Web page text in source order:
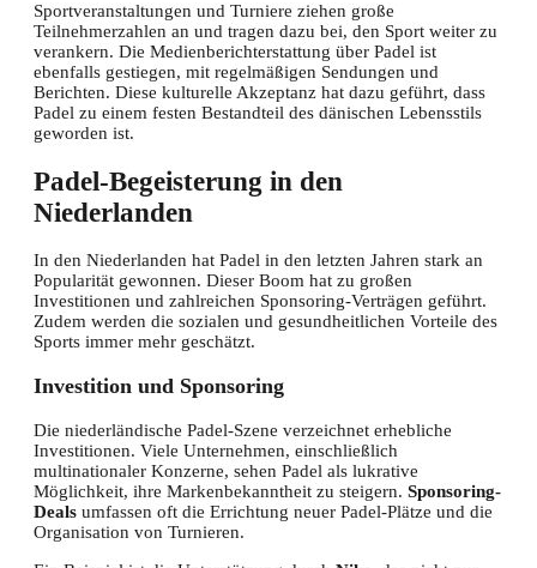
Sportveranstaltungen und Turniere ziehen große
Teilnehmerzahlen an und tragen dazu bei, den Sport weiter zu
verankern. Die Medienberichterstattung über Padel ist
ebenfalls gestiegen, mit regelmäßigen Sendungen und
Berichten. Diese kulturelle Akzeptanz hat dazu geführt, dass
Padel zu einem festen Bestandteil des dänischen Lebensstils
geworden ist.
Padel-Begeisterung in den
Niederlanden
In den Niederlanden hat Padel in den letzten Jahren stark an
Popularität gewonnen. Dieser Boom hat zu großen
Investitionen und zahlreichen Sponsoring-Verträgen geführt.
Zudem werden die sozialen und gesundheitlichen Vorteile des
Sports immer mehr geschätzt.
Investition und Sponsoring
Die niederländische Padel-Szene verzeichnet erhebliche
Investitionen. Viele Unternehmen, einschließlich
multinationaler Konzerne, sehen Padel als lukrative
Möglichkeit, ihre Markenbekanntheit zu steigern. Sponsoring-
Deals umfassen oft die Errichtung neuer Padel-Plätze und die
Organisation von Turnieren.